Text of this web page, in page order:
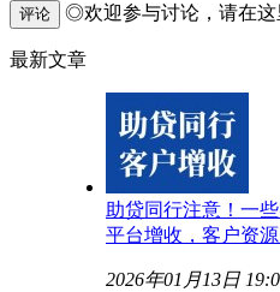
评论 ◎欢迎参与讨论，请在这
最新文章
助贷同行注意！一
平台增收，客户资
2026年01月13日